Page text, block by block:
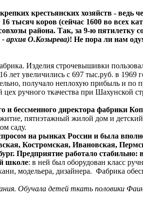
крестьянских хозяйств - ведь
тысяч коров (сейчас 1600 во всех
района. Так, за 9-ю пятилетку
- архив О.Козырева)! Не пора ли нам
Изделия строчевышивки
лет увеличились с 697 тыс.руб. в 1969
получало неплохую прибыль и
ручного ткачества при
и бессменного директора фабрики
пятиэтажный жилой дом и
саду.
на рынках России и была
Костромская, Ивановская,
Предприятие работало
школе: в ней был оборудован класс
модельера, дизайнера. Фабрика
Обучала детей ткать половики